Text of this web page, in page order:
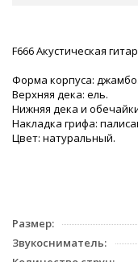
F666 Акустическая
Форма корпуса: джамбо.
Верхняя дека: ель.
Нижняя дека и
Накладка грифа:
Цвет: натуральный.
Размер:
Звукосниматель: